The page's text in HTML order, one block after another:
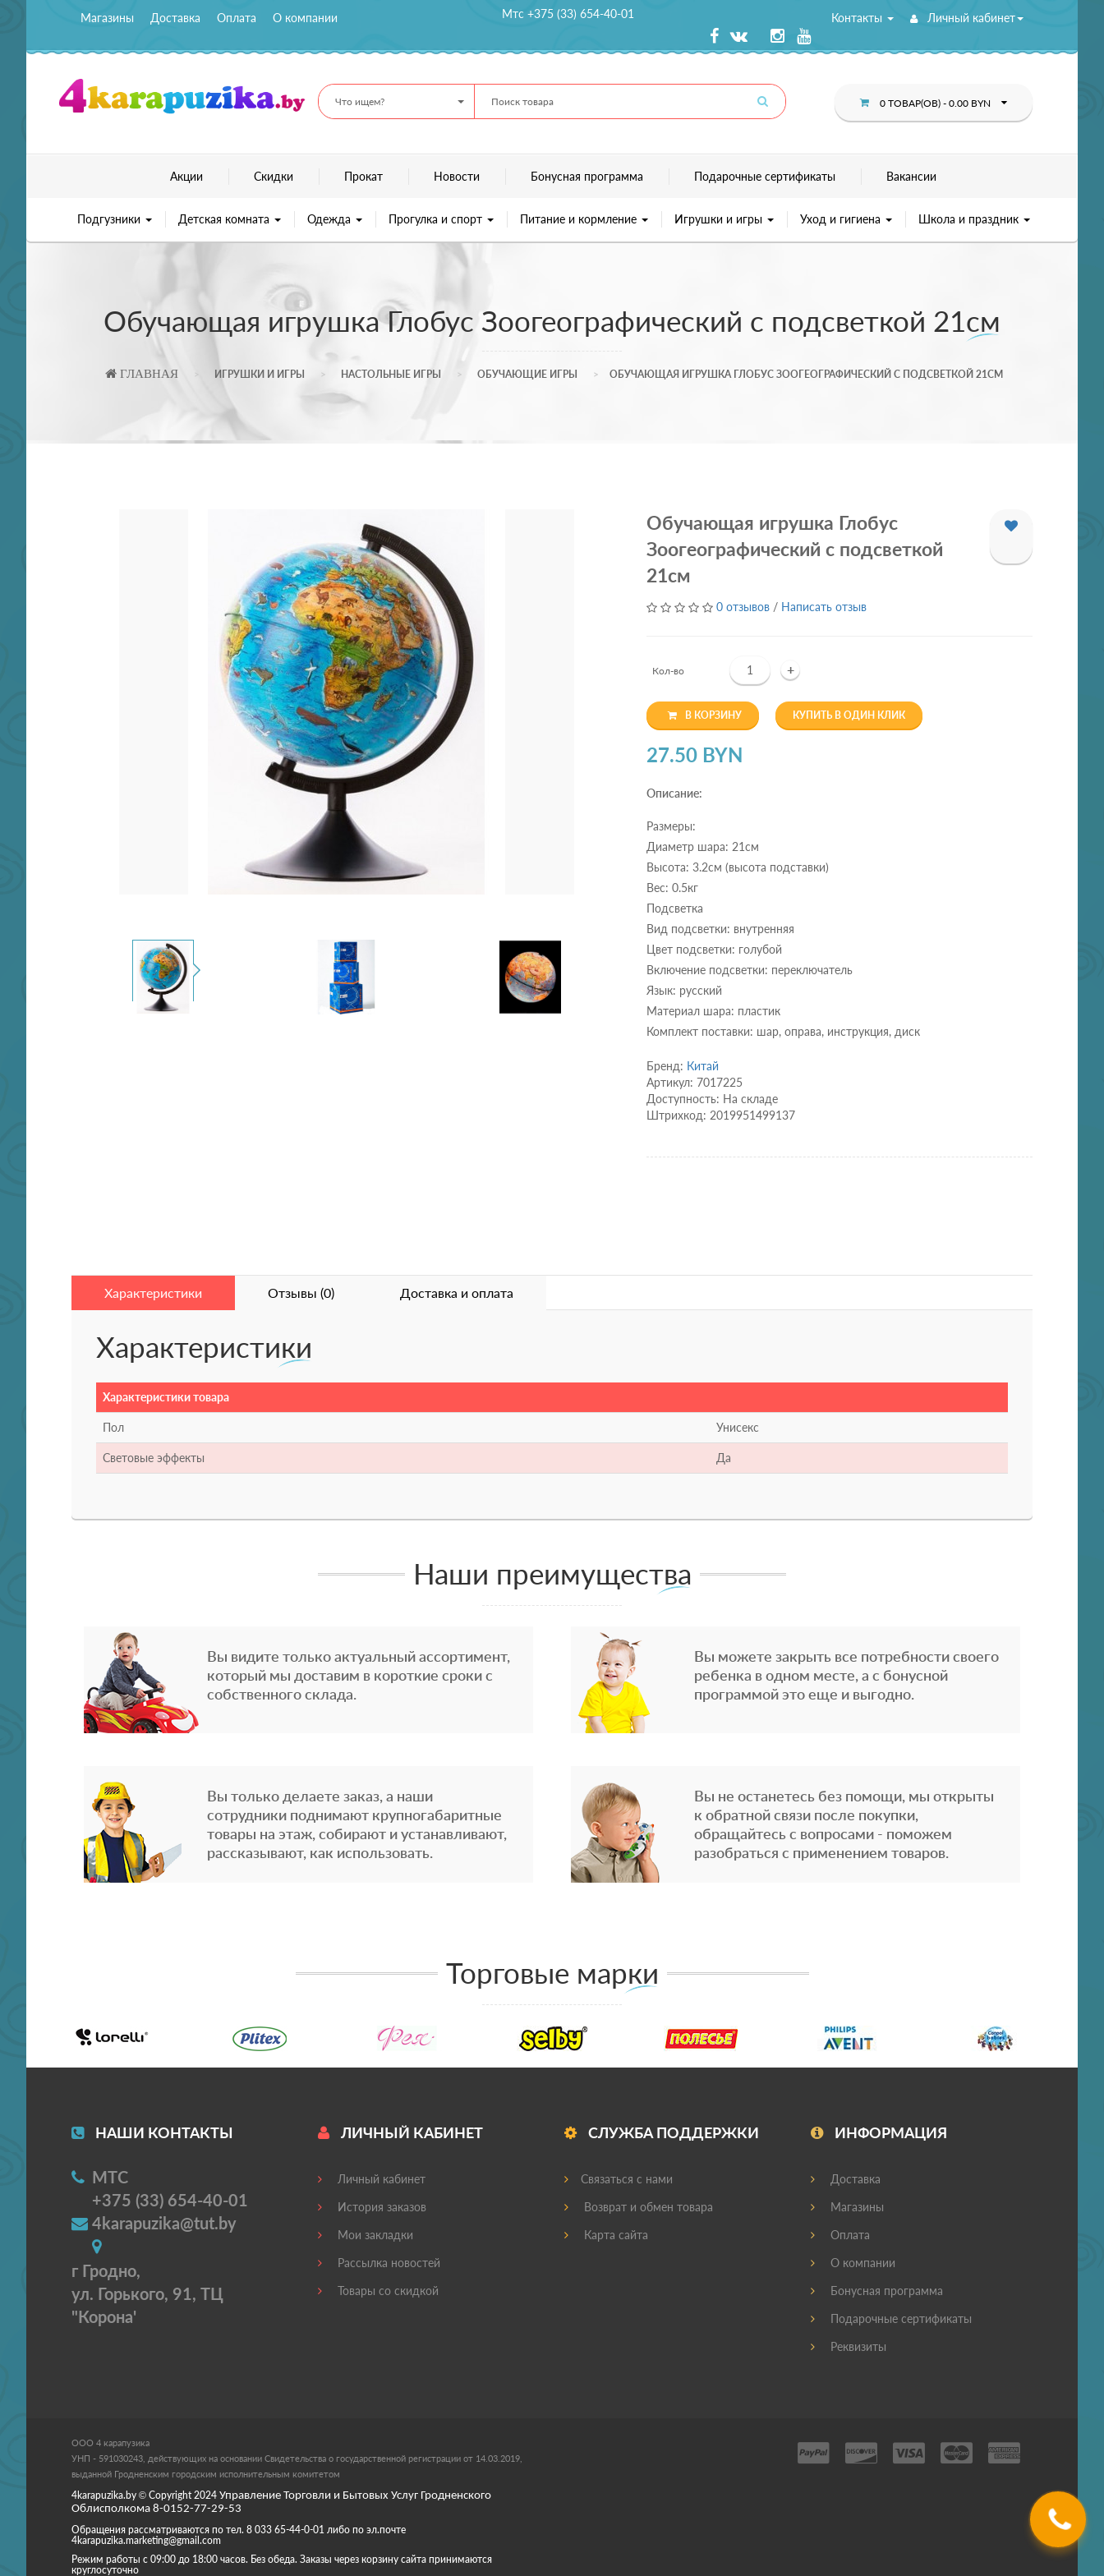
Магазины Доставка Оплата О компании Мтс +375 (33) 654-40-01 Контакты Личный кабинет
Что ищем? 0 ТОВАР(ОВ) - 0.00 BYN
Акции Скидки Прокат Новости Бонусная программа Подарочные сертификаты Вакансии
Подгузники Детская комната Одежда Прогулка и спорт Питание и кормление Игрушки и игры Уход и гигиена Школа и праздник
Обучающая игрушка Глобус Зоогеографический с подсветкой 21см
ГЛАВНАЯ ИГРУШКИ И ИГРЫ НАСТОЛЬНЫЕ ИГРЫ ОБУЧАЮЩИЕ ИГРЫ ОБУЧАЮЩАЯ ИГРУШКА ГЛОБУС ЗООГЕОГРАФИЧЕСКИЙ С ПОДСВЕТКОЙ 21СМ
Обучающая игрушка Глобус
Зоогеографический с подсветкой
21см
0 отзывов / Написать отзыв
Кол-во +
В КОРЗИНУ КУПИТЬ В ОДИН КЛИК
27.50 BYN
Описание:
Размеры:
Диаметр шара: 21см
Высота: 3.2см (высота подставки)
Вес: 0.5кг
Подсветка
Вид подсветки: внутренняя
Цвет подсветки: голубой
Включение подсветки: переключатель
Язык: русский
Материал шара: пластик
Комплект поставки: шар, оправа, инструкция, диск
Бренд: Китай
Артикул: 7017225
Доступность: На складе
Штрихкод: 2019951499137
Характеристики Отзывы (0) Доставка и оплата
Характеристики
Характеристики товара
Пол Унисекс
Световые эффекты Да
Наши преимущества
Вы видите только актуальный ассортимент,
который мы доставим в короткие сроки с
собственного склада.
Вы можете закрыть все потребности своего
ребенка в одном месте, а с бонусной
программой это еще и выгодно.
Вы только делаете заказ, а наши
сотрудники поднимают крупногабаритные
товары на этаж, собирают и устанавливают,
рассказывают, как использовать.
Вы не останетесь без помощи, мы открыты
к обратной связи после покупки,
обращайтесь с вопросами - поможем
разобраться с применением товаров.
Торговые марки
НАШИ КОНТАКТЫ
МТС
+375 (33) 654-40-01
4karapuzika@tut.by
г Гродно,
ул. Горького, 91, ТЦ
"Корона'
ЛИЧНЫЙ КАБИНЕТ
Личный кабинет
История заказов
Мои закладки
Рассылка новостей
Товары со скидкой
СЛУЖБА ПОДДЕРЖКИ
Связаться с нами
Возврат и обмен товара
Карта сайта
ИНФОРМАЦИЯ
Доставка
Магазины
Оплата
О компании
Бонусная программа
Подарочные сертификаты
Реквизиты
ООО 4 карапузика
УНП - 591030243, действующих на основании Свидетельства о государственной регистрации от 14.03.2019,
выданной Гродненским городским исполнительным комитетом
4karapuzika.by © Copyright 2024 Управление Торговли и Бытовых Услуг Гродненского
Облисполкома 8-0152-77-29-53
Обращения рассматриваются по тел. 8 033 65-44-0-01 либо по эл.почте
4karapuzika.marketing@gmail.com
Режим работы с 09:00 до 18:00 часов. Без обеда. Заказы через корзину сайта принимаются
круглосуточно